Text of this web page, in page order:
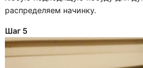
распределяем начинку.
Шаг 5